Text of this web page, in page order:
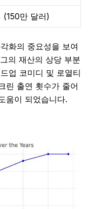
(150만 달러)
화의 중요성을 보여
의 재산의 상당 부분
업 코미디 및 로열티
린 출연 횟수가 줄어
움이 되었습니다.